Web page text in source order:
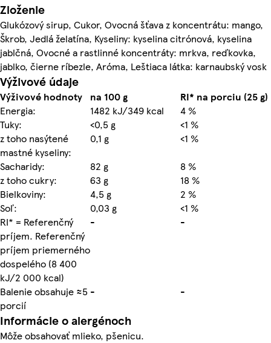
Zloženie
Glukózový sirup, Cukor, Ovocná šťava z koncentrátu: mango,
Škrob, Jedlá želatína, Kyseliny: kyselina citrónová, kyselina
jablčná, Ovocné a rastlinné koncentráty: mrkva, reďkovka,
jablko, čierne ríbezle, Aróma, Leštiaca látka: karnaubský vosk
Výživové údaje
Výživové hodnoty na 100 g
RI* na porciu (25 g)
Energia:
1482 kJ/349 kcal
4 %
Tuky:
<0,5 g
<1 %
z toho nasýtené
mastné kyseliny:
0,1 g
<1 %
Sacharidy:
82 g
8 %
z toho cukry:
63 g
18 %
Bielkoviny:
4,5 g
2 %
Soľ:
0,03 g
<1 %
RI* = Referenčný
príjem. Referenčný
príjem priemerného
dospelého (8 400
kJ/2 000 kcal)
- -
Balenie obsahuje ≈5
porcií
- -
Informácie o alergénoch
Môže obsahovať mlieko, pšenicu.